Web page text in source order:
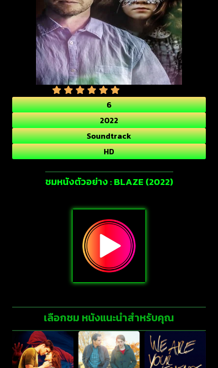
6
2022
Soundtrack
HD
ชมหนังตัวอย่าง : BLAZE (2022)
เลือกชม หนังแนะนำสำหรับคุณ